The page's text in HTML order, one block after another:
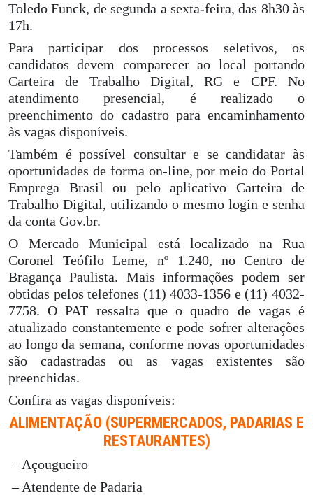
Toledo Funck, de segunda a sexta-feira, das 8h30 às
17h.
Para participar dos processos seletivos, os
candidatos devem comparecer ao local portando
Carteira de Trabalho Digital, RG e CPF. No
atendimento presencial, é realizado o
preenchimento do cadastro para encaminhamento
às vagas disponíveis.
Também é possível consultar e se candidatar às
oportunidades de forma on-line, por meio do Portal
Emprega Brasil ou pelo aplicativo Carteira de
Trabalho Digital, utilizando o mesmo login e senha
da conta Gov.br.
O Mercado Municipal está localizado na Rua
Coronel Teófilo Leme, nº 1.240, no Centro de
Bragança Paulista. Mais informações podem ser
obtidas pelos telefones (11) 4033-1356 e (11) 4032-
7758. O PAT ressalta que o quadro de vagas é
atualizado constantemente e pode sofrer alterações
ao longo da semana, conforme novas oportunidades
são cadastradas ou as vagas existentes são
preenchidas.
Confira as vagas disponíveis:
ALIMENTAÇÃO (SUPERMERCADOS, PADARIAS E
RESTAURANTES)
– Açougueiro
– Atendente de Padaria